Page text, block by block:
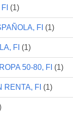
(1)
FI (1)
FI (1)
50-80, FI (1)
RENTA, FI (1)